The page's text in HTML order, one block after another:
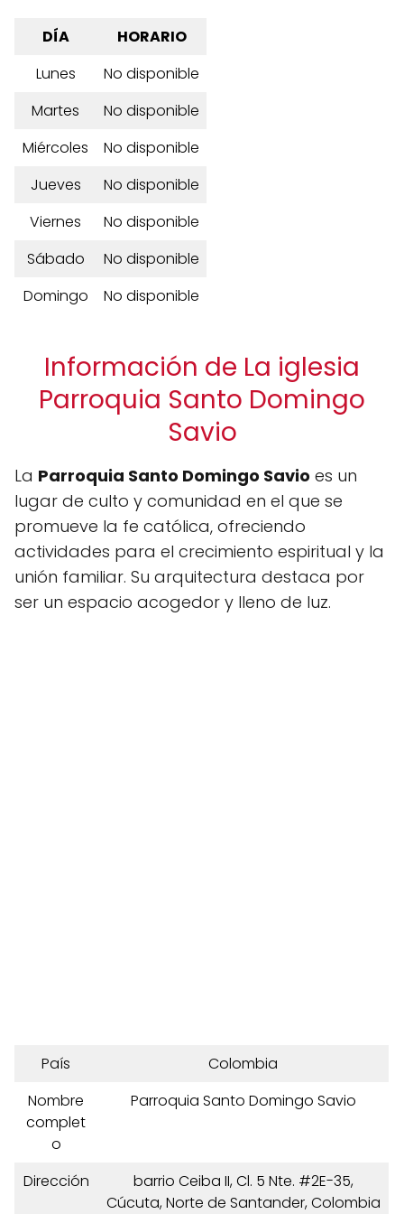
DÍA
HORARIO
Lunes
No disponible
Martes
No disponible
Miércoles
No disponible
Jueves
No disponible
Viernes
No disponible
Sábado
No disponible
Domingo
No disponible
Información de La iglesia
Parroquia Santo Domingo
Savio
La Parroquia Santo Domingo Savio es un
lugar de culto y comunidad en el que se
promueve la fe católica, ofreciendo
actividades para el crecimiento espiritual y la
unión familiar. Su arquitectura destaca por
ser un espacio acogedor y lleno de luz.
País
Colombia
Nombre
complet
o
Parroquia Santo Domingo Savio
Dirección
barrio Ceiba II, Cl. 5 Nte. #2E-35,
Cúcuta, Norte de Santander, Colombia